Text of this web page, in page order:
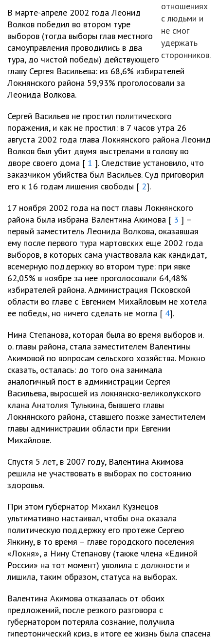
отношениях
с людьми и
не смог
удержать
сторонников.
В марте-апреле 2002 года Леонид
Волков победил во втором туре
выборов (тогда выборы глав местного
самоуправления проводились в два
тура, до чистой победы) действующего
главу Сергея Васильева: из 68,6% избирателей
Локнянского района 59,93% проголосовали за
Леонида Волкова.
Сергей Васильев не простил политического
поражения, и как не простил: в 7 часов утра 26
августа 2002 года глава Локнянского района Леонид
Волков был убит двумя выстрелами в голову во
дворе своего дома [ 1 ]. Следствие установило, что
заказчиком убийства был Васильев. Суд приговорил
его к 16 годам лишения свободы [ 2].
17 ноября 2002 года на пост главы Локнянского
района была избрана Валентина Акимова [ 3 ] –
первый заместитель Леонида Волкова, оказавшая
ему после первого тура мартовских еще 2002 года
выборов, в которых сама участвовала как кандидат,
всемерную поддержку во втором туре: при явке
62,05% в ноябре за нее проголосовали 64,48%
избирателей района. Администрация Псковской
области во главе с Евгением Михайловым не хотела
ее победы, но ничего сделать не могла [ 4].
Нина Степанова, которая была во время выборов и.
о. главы района, стала заместителем Валентины
Акимовой по вопросам сельского хозяйства. Можно
сказать, осталась: до того она занимала
аналогичный пост в администрации Сергея
Васильева, выросшей из локнянско-великолукского
клана Анатолия Тулькина, бывшего главы
Локнянского района, ставшего позже заместителем
главы администрации области при Евгении
Михайлове.
Спустя 5 лет, в 2007 году, Валентина Акимова
решила не участвовать в выборах по состоянию
здоровья.
При этом губернатор Михаил Кузнецов
ультимативно настаивал, чтобы она оказала
политическую поддержку его протеже Сергею
Янкину, в то время – главе городского поселения
«Локня», а Нину Степанову (также члена «Единой
России» на тот момент) уволила с должности и
лишила, таким образом, статуса на выборах.
Валентина Акимова отказалась от обоих
предложений, после резкого разговора с
губернатором потеряла сознание, получила
гипертонический криз, в итоге ее жизнь была спасена